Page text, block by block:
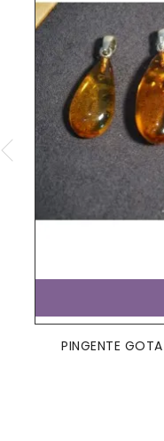
PINGENTE